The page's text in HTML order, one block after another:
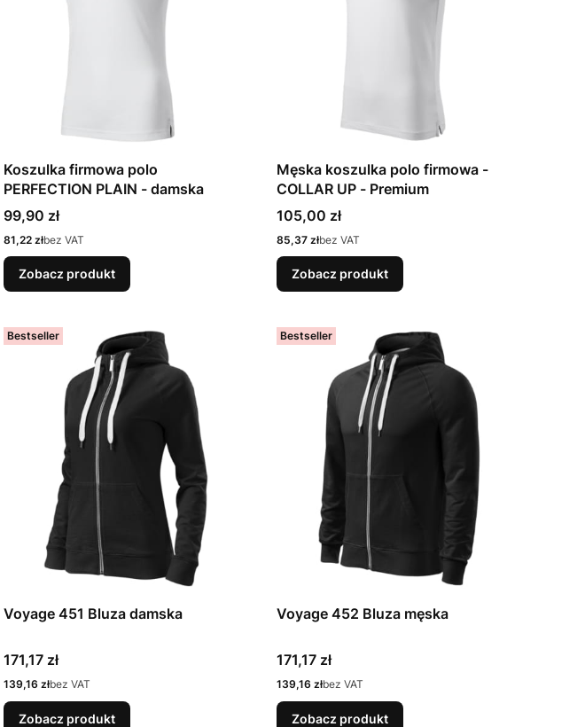
Koszulka firmowa polo
PERFECTION PLAIN - damska
Cena
99,90 zł
Cena
81,22 złbez VAT
Zobacz produkt
Męska koszulka polo firmowa -
COLLAR UP - Premium
Cena
105,00 zł
Cena
85,37 złbez VAT
Zobacz produkt
Bestseller
Voyage 451 Bluza damska
Cena
171,17 zł
Cena
139,16 złbez VAT
Zobacz produkt
Bestseller
Voyage 452 Bluza męska
Cena
171,17 zł
Cena
139,16 złbez VAT
Zobacz produkt